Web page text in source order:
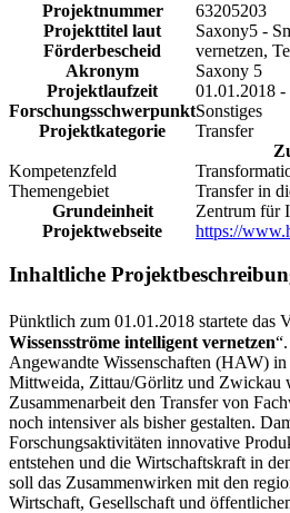
Projektnummer
63205203
Projekttitel laut
Förderbescheid
Saxony5 -
vernetzen,
Akronym
Saxony 5
Projektlaufzeit
01.01.2018 -
ForschungsschwerpunktSonstiges
Projektkategorie
Transfer
Kompetenzfeld
Themengebiet
Transfer in
Grundeinheit
Zentrum für
Projektwebseite
https://
Inhaltliche
Pünktlich zum 01.01.2018 startete das
Wissensströme intelligent vernetzen
Angewandte Wissenschaften (HAW)
Mittweida, Zittau/Görlitz und Zwickau
Zusammenarbeit den Transfer von
noch intensiver als bisher gestalten.
Forschungsaktivitäten innovative
entstehen und die Wirtschaftskraft in
soll das Zusammenwirken mit den
Wirtschaft, Gesellschaft und